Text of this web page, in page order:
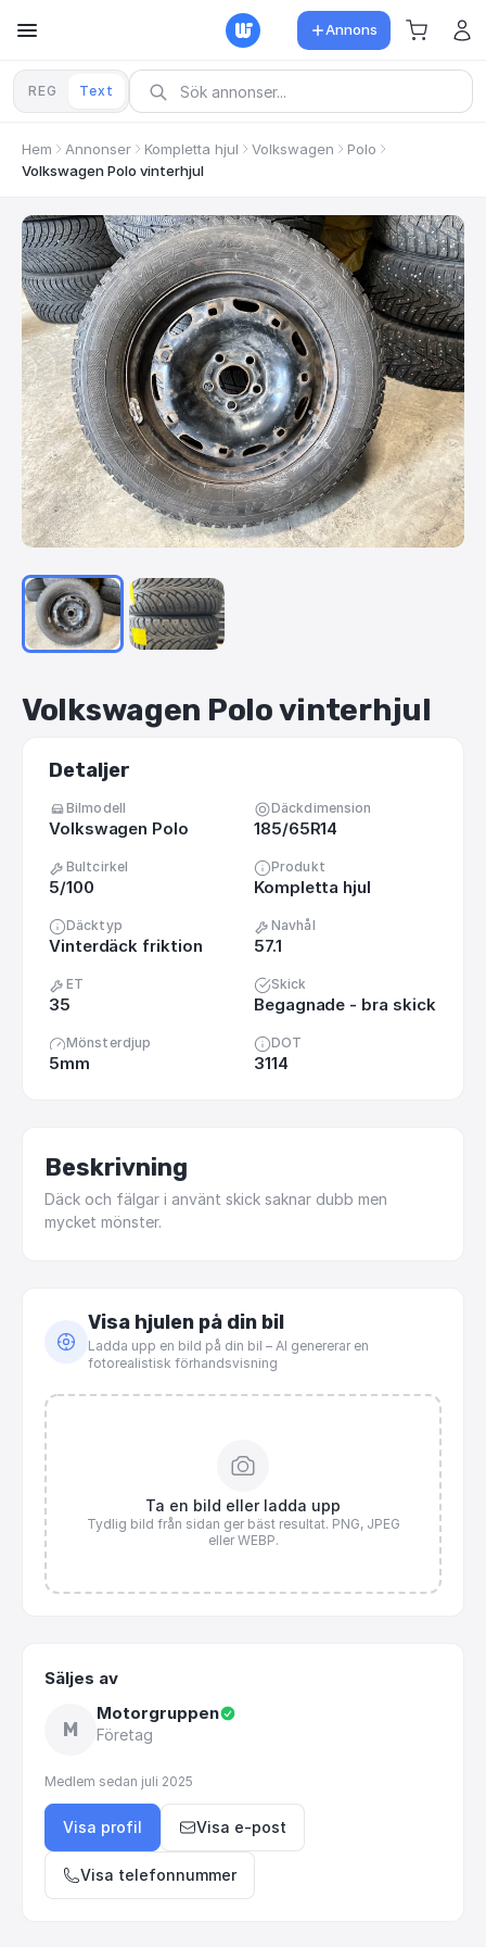
Annons
REG Text
Hem Annonser Kompletta hjul Volkswagen
Polo
Volkswagen Polo vinterhjul
Volkswagen Polovinterhjul
Detaljer
Bilmodell
Volkswagen Polo
Däckdimension
185/65R14
Bultcirkel
5/100
Produkt
Kompletta hjul
Däcktyp
Vinterdäck friktion
Navhål
57.1
ET
35
Skick
Begagnade - bra skick
Mönsterdjup
5mm
DOT
3114
Beskrivning
Däck och fälgar i använt skick saknar dubb men
mycket mönster.
Visa hjulen på din bil
Ladda upp en bild på din bil – AI genererar en
fotorealistisk förhandsvisning
Ta en bild eller ladda upp
Tydlig bild från sidan ger bäst resultat. PNG, JPEG
eller WEBP.
Säljes av
M
Motorgruppen
Företag
Medlem sedan juli 2025
Visa profil Visa e-post
Visa telefonnummer